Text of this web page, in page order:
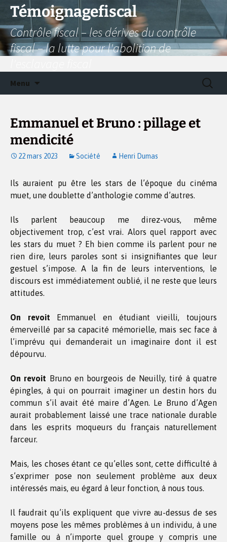
Aller
contenu
Témoignagefiscal
Contrôle fiscal – les dérives du contrôle
fiscal – la lutte pour l'abolition de
Menu
Emmanuel et Bruno : pillage et
mendicité
22 mars 2023 Société Henri Dumas
Ils auraient pu être les stars de l’époque du cinéma
muet, une doublette d’anthologie comme d’autres.
Ils parlent beaucoup me direz-vous, même
objectivement trop, c’est vrai. Alors quel rapport avec
les stars du muet ? Eh bien comme ils parlent pour ne
rien dire, leurs paroles sont si insignifiantes que leur
gestuel s’impose. A la fin de leurs interventions, le
discours est immédiatement oublié, il ne reste que leurs
attitudes.
On revoit Emmanuel en étudiant vieilli, toujours
émerveillé par sa capacité mémorielle, mais sec face à
l’imprévu qui demanderait un imaginaire dont il est
dépourvu.
On revoit Bruno en bourgeois de Neuilly, tiré à quatre
épingles, à qui on pourrait imaginer un destin hors du
commun s’il avait été maire d’Agen. Le Bruno d’Agen
aurait probablement laissé une trace nationale durable
dans les esprits moqueurs du français naturellement
farceur.
Mais, les choses étant ce qu’elles sont, cette difficulté à
s’exprimer pose non seulement problème aux deux
intéressés mais, eu égard à leur fonction, à nous tous.
Il faudrait qu’ils expliquent que vivre au-dessus de ses
moyens pose les mêmes problèmes à un individu, à une
famille ou à n’importe quel groupe y compris une